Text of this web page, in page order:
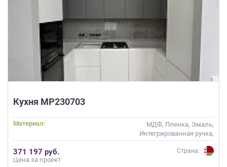
Кухня МР230703
Материал:
МДФ, Пленка, Эмаль,
Интегрированная ручка,
Матовые
371 197 руб.
Цена за проект
Страна: